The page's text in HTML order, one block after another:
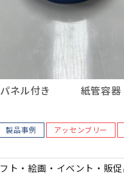
パネル付き 紙管容器
製品事例 アッセンブリー
ト・絵画・イベント・販